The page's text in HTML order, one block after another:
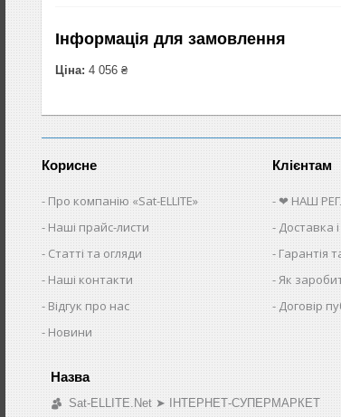
Інформація для замовлення
Ціна: 4 056 ₴
Корисне
Про компанію «Sat-ELLITE»
Наші прайс-листи
Статті та огляди
Наші контакти
Відгук про нас
Новини
Клієнтам
❤ НАШ
Доставка
Гарантія
Як
Договір
Sat-ELLITE.Net ➤ ІНТЕРНЕТ-СУПЕРМАРКЕТ